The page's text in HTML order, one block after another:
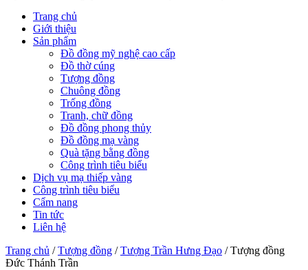
Trang chủ
Giới thiệu
Sản phẩm
Đồ đồng mỹ nghệ cao cấp
Đồ thờ cúng
Tượng đồng
Chuông đồng
Trống đồng
Tranh, chữ đồng
Đồ đồng phong thủy
Đồ đồng mạ vàng
Quà tặng bằng đồng
Công trình tiêu biểu
Dịch vụ mạ thiếp vàng
Công trình tiêu biểu
Cẩm nang
Tin tức
Liên hệ
Trang chủ /Tượng đồng /Tượng Trần Hưng Đạo / Tượng đồng
Đức Thánh Trần